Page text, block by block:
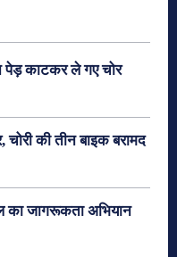
पेड़ काटकर ले गए चोर
की तीन बाइक बरामद
का जागरूकता अभियान